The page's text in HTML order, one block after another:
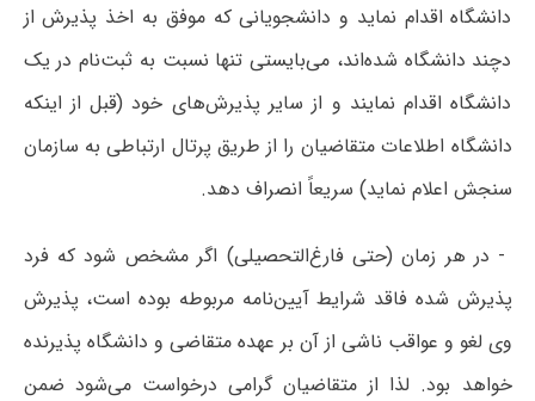
دانشگاه اقدام نماید و دانشجویانی که موفق به اخذ پذیرش از
دچند دانشگاه شده‌اند، می‌بایستی تنها نسبت به ثبت‌نام در یک
دانشگاه اقدام نمایند و از سایر پذیرش‌های خود (قبل از اینکه
دانشگاه اطلاعات متقاضیان را از طریق پرتال ارتباطی به سازمان
سنجش اعلام نماید) سریعاً انصراف دهد.
- در هر زمان (حتی فارغ‌التحصیلی) اگر مشخص شود که فرد
پذیرش شده فاقد شرایط آیین‌نامه مربوطه بوده است، پذیرش
وی لغو و عواقب ناشی از آن بر عهده متقاضی و دانشگاه پذیرنده
خواهد بود. لذا از متقاضیان گرامی درخواست می‌شود ضمن